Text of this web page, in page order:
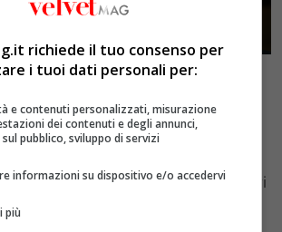
si racconta: amori travolgenti,
il difficile rapporto con la paternità
4 Agosto 2026
si racconta a 70 anni in un'intervista
relazioni contemporanee, tre ricoveri
difficile rapporto con la paternità
richiede il tuo consenso per
i tuoi dati personali per:
e contenuti personalizzati, misurazione
dei contenuti e degli annunci,
pubblico, sviluppo di servizi
informazioni su dispositivo e/o accedervi
più